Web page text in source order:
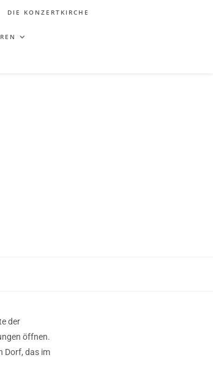
DIE KONZERTKIRCHE
der
öffnen.
Dorf, das im